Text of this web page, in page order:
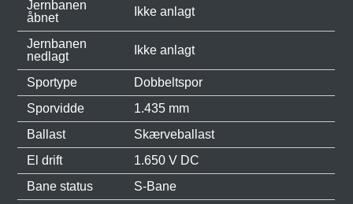
Jernbanen
åbnet
Ikke anlagt
Jernbanen
nedlagt
Ikke anlagt
Sportype
Dobbeltspor
Sporvidde
1.435 mm
Ballast
Skærveballast
El drift
1.650 V DC
Bane status
S-Bane